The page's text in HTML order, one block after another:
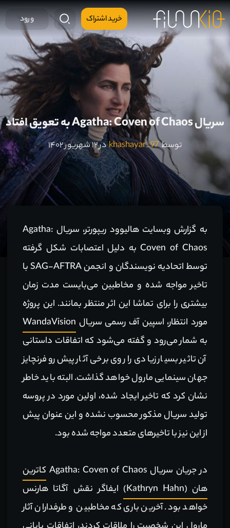
خرید اشتراک ورود
سریال Agatha: Coven of Chaos به تعویق افتاد
توسطkhashayar_97در ۱۲ شهریور ۱۴۰۲
به گزارش وبسایت هالیوود ریپورتر، سریال Agatha:
Coven of Chaos به دلیل اعتصابات شکل گرفته
توسط اتحادیه نویسندگان و انجمن SAG-AFTRA با
تاخیر مواجه شده و مخاطبین می‌بایست مدت زمان
بیشتری را برای تماشا این اثر منتظر بمانند. این پروژه
مورد انتظار، اسپین آف رسمی سریال WandaVision
به شمار می‌رود و گفته می‌شود که اتفاقات داستانی
آن تاثیر بسیار زیادی را روی برخی آثار پیش‌رو فرنچایز
جهان سینمایی مارول خواهد گذاشت. البته باید خاطر
نشان کرد که تاخیر ایجاد شده، اولین مورد در پروسه
تولید سریال مذکور محسوب نشده و این عنوان پیش
از این نیز با تاخیرهای متعدد مواجه شده بود.
در جریان سریال Agatha: Coven of Chaos
کاترین
هان (Kathryn Hahn)
ایفاگر نقش آگاتا هارنس
خواهد بود. آخرین باری که مخاطبین و طرفداران آثار